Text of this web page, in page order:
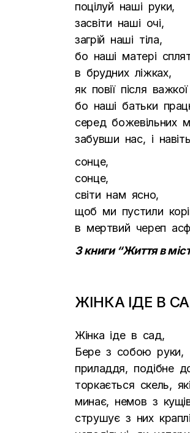
поцілуй наші руки,
засвіти наші очі,
загрій наші тіла,
бо наші матері
в брудних ліжках,
як повії після важкої
бо наші батьки
серед божевільних
забувши нас, і
сонце,
сонце,
світи нам ясно,
щоб ми пустили
в мертвий череп
З книги “Життя в
ЖІНКА ІДЕ В
Жінка іде в сад,
Бере з собою руки,
приладдя, подібне
торкається скель, які
минає, немов з
струшує з них